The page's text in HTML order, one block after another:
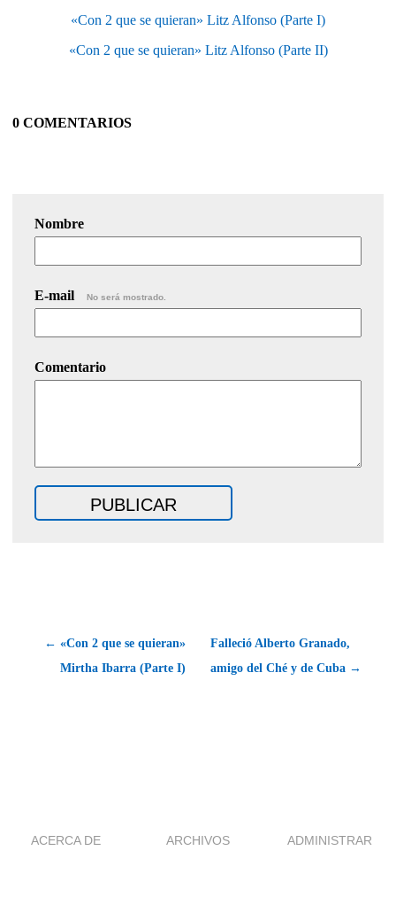
«Con 2 que se quieran» Litz Alfonso (Parte I)
«Con 2 que se quieran» Litz Alfonso (Parte II)
0 COMENTARIOS
Nombre
E-mail No será mostrado.
Comentario
← «Con 2 que se quieran»
Mirtha Ibarra (Parte I)
Falleció Alberto Granado,
amigo del Ché y de Cuba →
ACERCA DE ARCHIVOS ADMINISTRAR